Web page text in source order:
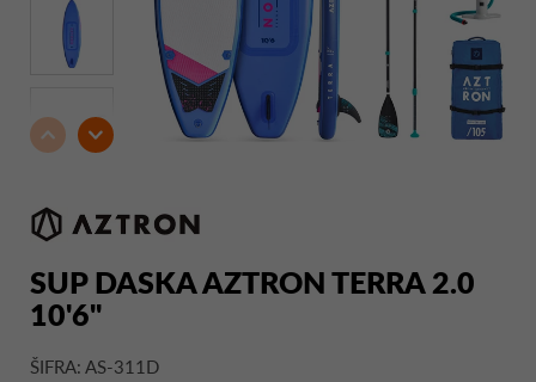
SUP DASKA AZTRON TERRA 2.0
10'6"
ŠIFRA: AS-311D